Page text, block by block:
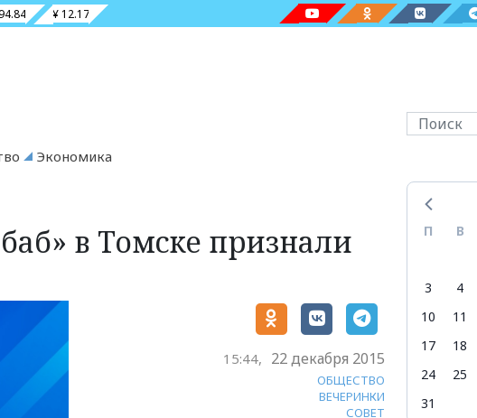
¥ 12.17
Экономика
в Томске признали
15:44, 22 декабря 2015
ОБЩЕСТВО
ВЕЧЕРИНКИ
СОВЕТ
П В
3
4
10
11
17
18
24
25
31